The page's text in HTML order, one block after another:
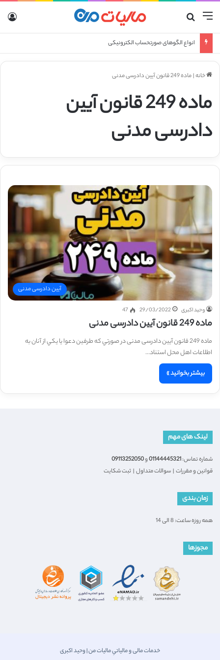
منو
انواع الگوهای صورتحساب الکترونیکی
خانه|ماده 249 قانون آیین دادرسی مدنی
ماده 249 قانون آیین
دادرسی مدنی
آیین دادرسی مدنی
وحید اکبری 29/03/2022
47
ماده 249 قانون آیین دادرسی مدنی
ماده 249 قانون آیین دادرسی مدنی در صورتي كه طرفين دعوا يا يكي از آنان به
اطلاعات اهل محل استناد…
بیشتر بخوانید »
لینک های مهم
شماره تماس:01144445321و09113252050
قوانین و مقررات | سوالات متداول | ثبت شکایت
زمان بندی
همه روزه ساعت: 8 الی 14
مجوزها
خدمات مالی و مالیاتیِ مالیات من | وحید اکبری